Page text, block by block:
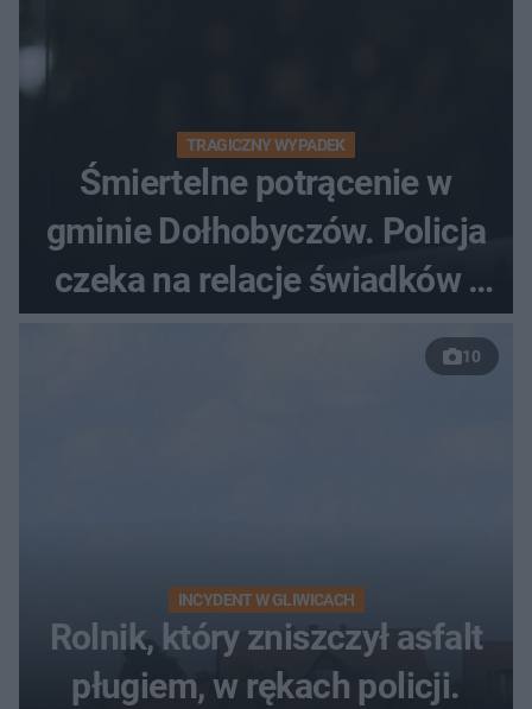
TRAGICZNY WYPADEK
Śmiertelne potrącenie w
gminie Dołhobyczów. Policja
czeka na relacje świadków i
10
INCYDENT W GLIWICACH
Rolnik, który zniszczył asfalt
pługiem, w rękach policji.